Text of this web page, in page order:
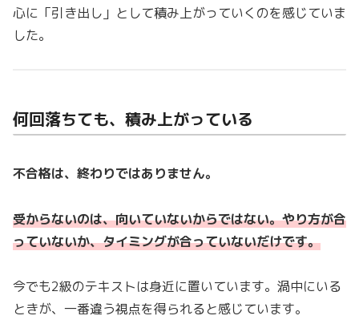
心に「引き出し」として積み上がっていくのを感じていま
した。
何回落ちても、積み上がっている
不合格は、終わりではありません。
受からないのは、向いていないからではない。やり方が合
っていないか、タイミングが合っていないだけです。
今でも2級のテキストは身近に置いています。渦中にいる
ときが、一番違う視点を得られると感じています。